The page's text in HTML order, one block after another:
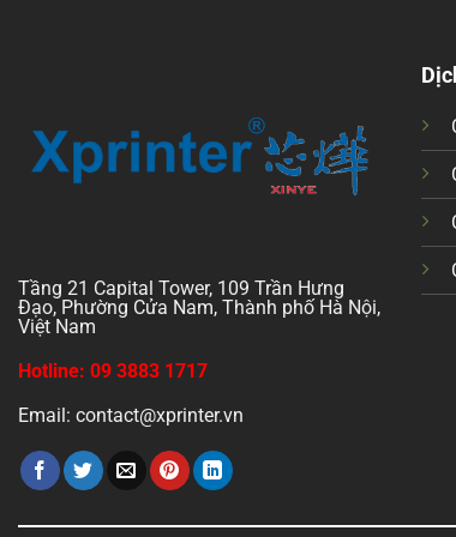
Tầng 21 Capital Tower, 109 Trần Hưng
Đạo, Phường Cửa Nam, Thành phố Hà Nội,
Việt Nam
Hotline: 09 3883 1717
Email: contact@xprinter.vn